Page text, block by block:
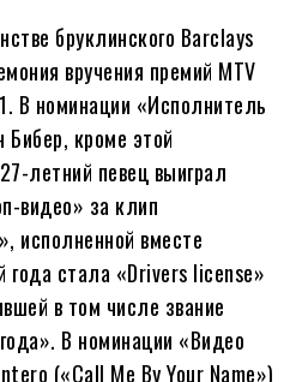
бруклинского Barclays
вручения премий MTV
В номинации «Исполнитель
кроме этой
летний певец выиграл
видео» за клип
исполненной вместе
года стала «Drivers license»
в том числе звание
В номинации «Видео
(«Call Me By Your Name»)